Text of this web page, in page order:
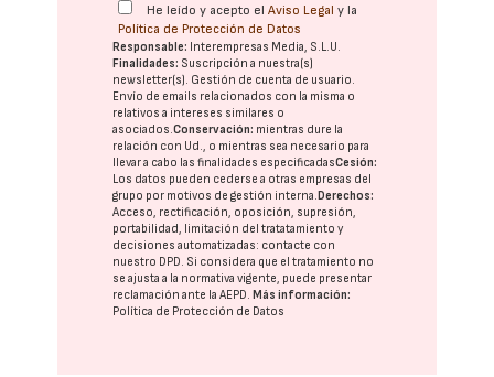
He leído y acepto elAviso Legal y la
Política de Protección de Datos
Responsable: Interempresas Media, S.L.U.
Finalidades: Suscripción a nuestra(s)
newsletter(s). Gestión de cuenta de usuario.
Envío de emails relacionados con la misma o
relativos a intereses similares o
asociados.Conservación: mientras dure la
relación con Ud., o mientras sea necesario para
llevar a cabo las finalidades especificadasCesión:
Los datos pueden cederse a otras empresas del
grupo por motivos de gestión interna.Derechos:
Acceso, rectificación, oposición, supresión,
portabilidad, limitación del tratatamiento y
decisiones automatizadas: contacte con
nuestro DPD. Si considera que el tratamiento no
se ajusta a la normativa vigente, puede presentar
reclamación ante laAEPD.Más información:
Política de Protección de Datos